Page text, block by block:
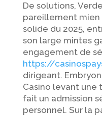
De solutions,
pareillement
solide du 2025,
son large mintes
engagement de
https://
dirigeant.
Casino levant une
fait un admission
personnel. Sur la